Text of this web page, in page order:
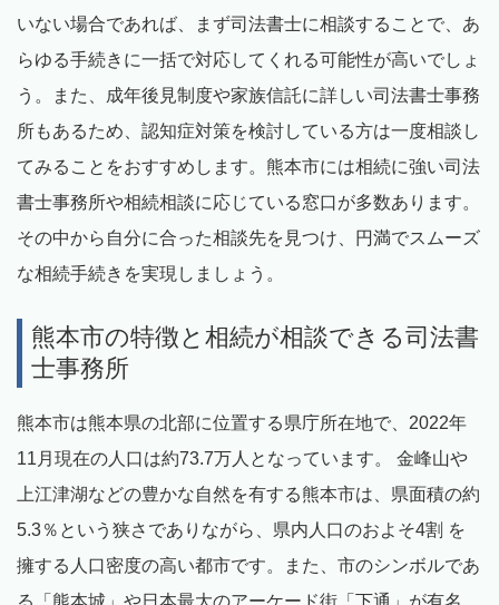
いない場合であれば、まず司法書士に相談することで、あ
らゆる手続きに一括で対応してくれる可能性が高いでしょ
う。また、成年後見制度や家族信託に詳しい司法書士事務
所もあるため、認知症対策を検討している方は一度相談し
てみることをおすすめします。熊本市には相続に強い司法
書士事務所や相続相談に応じている窓口が多数あります。
その中から自分に合った相談先を見つけ、円満でスムーズ
な相続手続きを実現しましょう。
熊本市の特徴と相続が相談できる司法書
士事務所
熊本市は熊本県の北部に位置する県庁所在地で、2022年
11月現在の人口は約73.7万人となっています。 金峰山や
上江津湖などの豊かな自然を有する熊本市は、県面積の約
5.3％という狭さでありながら、県内人口のおよそ4割 を
擁する人口密度の高い都市です。また、市のシンボルであ